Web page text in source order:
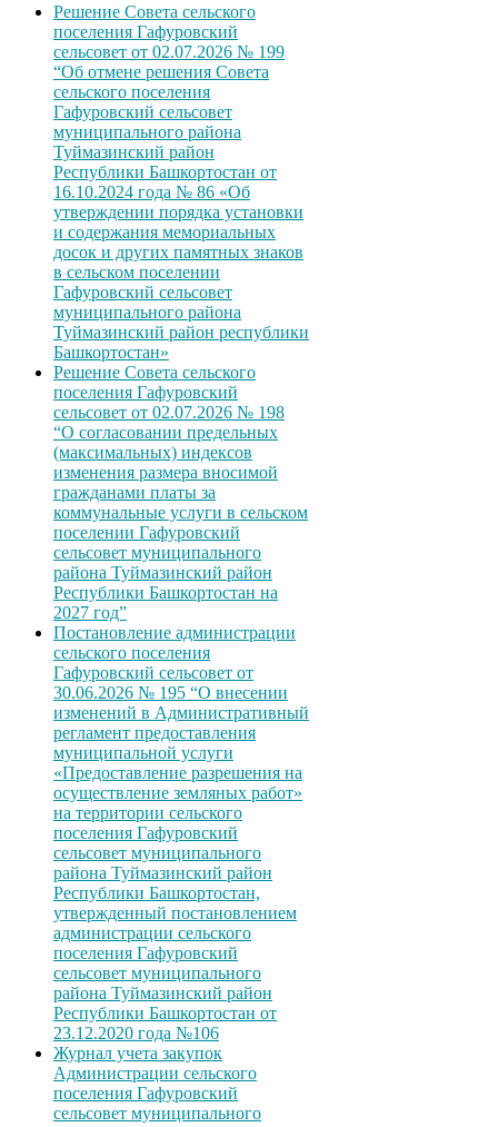
Решение Совета сельского
поселения Гафуровский
сельсовет от 02.07.2026 № 199
“Об отмене решения Совета
сельского поселения
Гафуровский сельсовет
муниципального района
Туймазинский район
Республики Башкортостан от
16.10.2024 года № 86 «Об
утверждении порядка установки
и содержания мемориальных
досок и других памятных знаков
в сельском поселении
Гафуровский сельсовет
муниципального района
Туймазинский район республики
Башкортостан»
Решение Совета сельского
поселения Гафуровский
сельсовет от 02.07.2026 № 198
“О согласовании предельных
(максимальных) индексов
изменения размера вносимой
гражданами платы за
коммунальные услуги в сельском
поселении Гафуровский
сельсовет муниципального
района Туймазинский район
Республики Башкортостан на
2027 год”
Постановление администрации
сельского поселения
Гафуровский сельсовет от
30.06.2026 № 195 “О внесении
изменений в Административный
регламент предоставления
муниципальной услуги
«Предоставление разрешения на
осуществление земляных работ»
на территории сельского
поселения Гафуровский
сельсовет муниципального
района Туймазинский район
Республики Башкортостан,
утвержденный постановлением
администрации сельского
поселения Гафуровский
сельсовет муниципального
района Туймазинский район
Республики Башкортостан от
23.12.2020 года №106
Журнал учета закупок
Администрации сельского
поселения Гафуровский
сельсовет муниципального